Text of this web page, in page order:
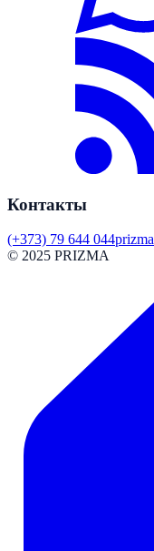
Контакты
(+373) 79 644 044
© 2025 PRIZMA